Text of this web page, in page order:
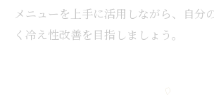
メニューを上手に活用しながら、自分
く冷え性改善を目指しましょう。